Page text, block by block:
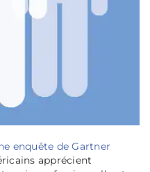
enquête de Gartner
apprécient